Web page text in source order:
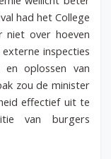
had het College
niet over hoeven
inspecties
oplossen van
zou de minister
effectief uit te
van burgers